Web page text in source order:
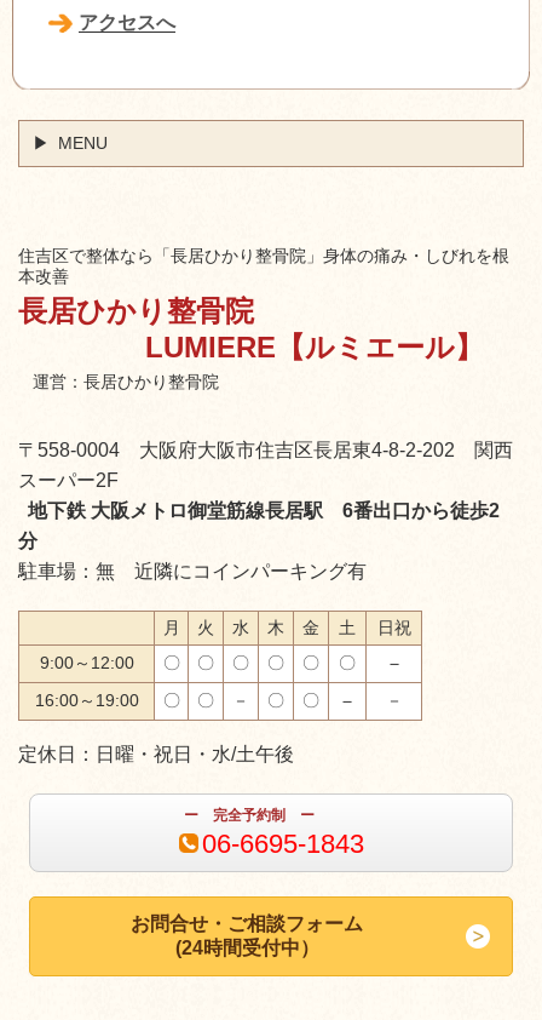
アクセスへ
MENU
住吉区で整体なら「長居ひかり整骨院」身体の痛み・しびれを根
本改善
長居ひかり整骨院
LUMIERE【ルミエール】
運営：長居ひかり整骨院
〒558-0004 大阪府大阪市住吉区長居東4-8-2-202 関西
スーパー2F
地下鉄 大阪メトロ御堂筋線長居駅 6番出口から徒歩2
分
駐車場：無 近隣にコインパーキング有
月 火 水 木 金 土
日祝
9:00～12:00
〇 〇 〇 〇 〇 〇 －
16:00～19:00 〇 〇 － 〇 〇 － －
定休日：日曜・祝日・水/土午後
ー 完全予約制 ー
06-6695-1843
お問合せ・ご相談フォーム
(24時間受付中）